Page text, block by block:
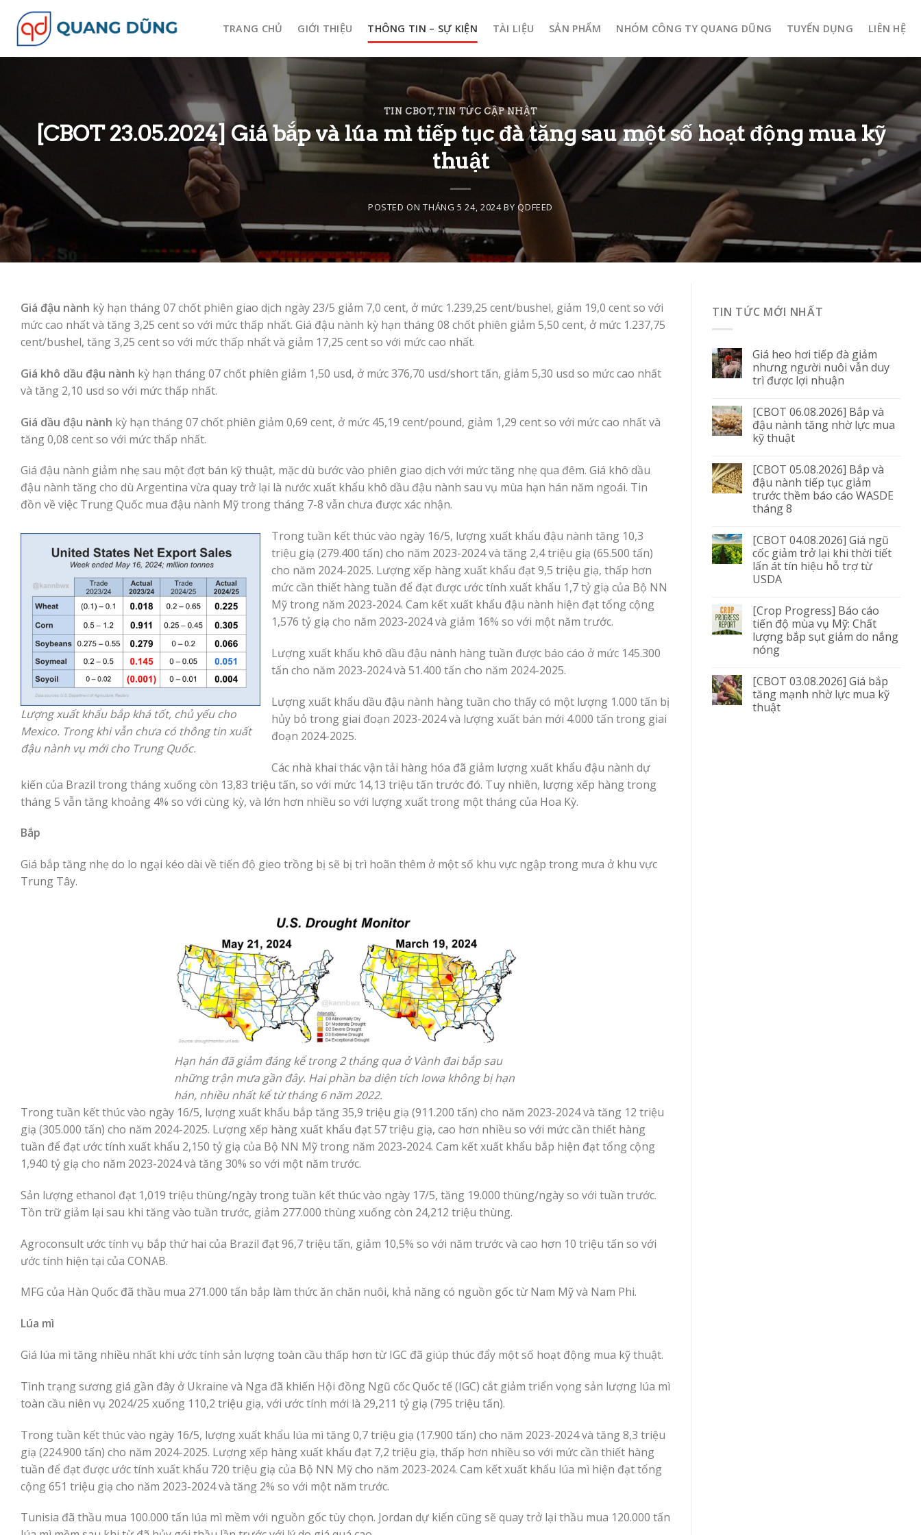
content
TRANG CHỦ GIỚI THIỆU THÔNG TIN – SỰ KIỆN TÀI LIỆU SẢN PHẨM NHÓM CÔNG TY QUANG DŨNG TUYỂN DỤNG LIÊN HỆ
TIN CBOT,TIN TỨC CẬP NHẬT
[CBOT 23.05.2024] Giá bắp và lúa mì tiếp tục đà tăng sau một số hoạt động mua kỹ
thuật
POSTED ONTHÁNG 5 24, 2024BYQDFEED
Giá đậu nành kỳ hạn tháng 07 chốt phiên giao dịch ngày 23/5 giảm 7,0 cent, ở mức 1.239,25 cent/bushel, giảm 19,0 cent so với
mức cao nhất và tăng 3,25 cent so với mức thấp nhất. Giá đậu nành kỳ hạn tháng 08 chốt phiên giảm 5,50 cent, ở mức 1.237,75
cent/bushel, tăng 3,25 cent so với mức thấp nhất và giảm 17,25 cent so với mức cao nhất.
Giá khô dầu đậu nành kỳ hạn tháng 07 chốt phiên giảm 1,50 usd, ở mức 376,70 usd/short tấn, giảm 5,30 usd so mức cao nhất
và tăng 2,10 usd so với mức thấp nhất.
Giá dầu đậu nành kỳ hạn tháng 07 chốt phiên giảm 0,69 cent, ở mức 45,19 cent/pound, giảm 1,29 cent so với mức cao nhất và
tăng 0,08 cent so với mức thấp nhất.
Giá đậu nành giảm nhẹ sau một đợt bán kỹ thuật, mặc dù bước vào phiên giao dịch với mức tăng nhẹ qua đêm. Giá khô dầu
đậu nành tăng cho dù Argentina vừa quay trở lại là nước xuất khẩu khô dầu đậu nành sau vụ mùa hạn hán năm ngoái. Tin
đồn về việc Trung Quốc mua đậu nành Mỹ trong tháng 7-8 vẫn chưa được xác nhận.
Lượng xuất khẩu bắp khá tốt, chủ yếu cho
Mexico. Trong khi vẫn chưa có thông tin xuất
đậu nành vụ mới cho Trung Quốc.
Trong tuần kết thúc vào ngày 16/5, lượng xuất khẩu đậu nành tăng 10,3
triệu giạ (279.400 tấn) cho năm 2023-2024 và tăng 2,4 triệu giạ (65.500 tấn)
cho năm 2024-2025. Lượng xếp hàng xuất khẩu đạt 9,5 triệu giạ, thấp hơn
mức cần thiết hàng tuần để đạt được ước tính xuất khẩu 1,7 tỷ giạ của Bộ NN
Mỹ trong năm 2023-2024. Cam kết xuất khẩu đậu nành hiện đạt tổng cộng
1,576 tỷ giạ cho năm 2023-2024 và giảm 16% so với một năm trước.
Lượng xuất khẩu khô dầu đậu nành hàng tuần được báo cáo ở mức 145.300
tấn cho năm 2023-2024 và 51.400 tấn cho năm 2024-2025.
Lượng xuất khẩu dầu đậu nành hàng tuần cho thấy có một lượng 1.000 tấn bị
hủy bỏ trong giai đoạn 2023-2024 và lượng xuất bán mới 4.000 tấn trong giai
đoạn 2024-2025.
Các nhà khai thác vận tải hàng hóa đã giảm lượng xuất khẩu đậu nành dự
kiến ​​của Brazil trong tháng xuống còn 13,83 triệu tấn, so với mức 14,13 triệu tấn trước đó. Tuy nhiên, lượng xếp hàng trong
tháng 5 vẫn tăng khoảng 4% so với cùng kỳ, và lớn hơn nhiều so với lượng xuất trong một tháng của Hoa Kỳ.
Bắp
Giá bắp tăng nhẹ do lo ngại kéo dài về tiến độ gieo trồng bị sẽ bị trì hoãn thêm ở một số khu vực ngập trong mưa ở khu vực
Trung Tây.
Hạn hán đã giảm đáng kể trong 2 tháng qua ở Vành đai bắp sau
những trận mưa gần đây. Hai phần ba diện tích Iowa không bị hạn
hán, nhiều nhất kể từ tháng 6 năm 2022.
Trong tuần kết thúc vào ngày 16/5, lượng xuất khẩu bắp tăng 35,9 triệu giạ (911.200 tấn) cho năm 2023-2024 và tăng 12 triệu
giạ (305.000 tấn) cho năm 2024-2025. Lượng xếp hàng xuất khẩu đạt 57 triệu giạ, cao hơn nhiều so với mức cần thiết hàng
tuần để đạt ước tính xuất khẩu 2,150 tỷ giạ của Bộ NN Mỹ trong năm 2023-2024. Cam kết xuất khẩu bắp hiện đạt tổng cộng
1,940 tỷ giạ cho năm 2023-2024 và tăng 30% so với một năm trước.
Sản lượng ethanol đạt 1,019 triệu thùng/ngày trong tuần kết thúc vào ngày 17/5, tăng 19.000 thùng/ngày so với tuần trước.
Tồn trữ giảm lại sau khi tăng vào tuần trước, giảm 277.000 thùng xuống còn 24,212 triệu thùng.
Agroconsult ước tính vụ bắp thứ hai của Brazil đạt 96,7 triệu tấn, giảm 10,5% so với năm trước và cao hơn 10 triệu tấn so với
ước tính hiện tại của CONAB.
MFG của Hàn Quốc đã thầu mua 271.000 tấn bắp làm thức ăn chăn nuôi, khả năng có nguồn gốc từ Nam Mỹ và Nam Phi.
Lúa mì
Giá lúa mì tăng nhiều nhất khi ước tính sản lượng toàn cầu thấp hơn từ IGC đã giúp thúc đẩy một số hoạt động mua kỹ thuật.
Tình trạng sương giá gần đây ở Ukraine và Nga đã khiến Hội đồng Ngũ cốc Quốc tế (IGC) cắt giảm triển vọng sản lượng lúa mì
toàn cầu niên vụ 2024/25 xuống 110,2 triệu giạ, với ước tính mới là 29,211 tỷ giạ (795 triệu tấn).
Trong tuần kết thúc vào ngày 16/5, lượng xuất khẩu lúa mì tăng 0,7 triệu giạ (17.900 tấn) cho năm 2023-2024 và tăng 8,3 triệu
giạ (224.900 tấn) cho năm 2024-2025. Lượng xếp hàng xuất khẩu đạt 7,2 triệu giạ, thấp hơn nhiều so với mức cần thiết hàng
tuần để đạt được ước tính xuất khẩu 720 triệu giạ của Bộ NN Mỹ cho năm 2023-2024. Cam kết xuất khẩu lúa mì hiện đạt tổng
cộng 651 triệu giạ cho năm 2023-2024 và tăng 2% so với một năm trước.
Tunisia đã thầu mua 100.000 tấn lúa mì mềm với nguồn gốc tùy chọn. Jordan dự kiến cũng sẽ quay trở lại thầu mua 120.000 tấn
TIN TỨC MỚI NHẤT
Giá heo hơi tiếp đà giảm
nhưng người nuôi vẫn duy
trì được lợi nhuận
[CBOT 06.08.2026] Bắp và
đậu nành tăng nhờ lực mua
kỹ thuật
[CBOT 05.08.2026] Bắp và
đậu nành tiếp tục giảm
trước thềm báo cáo WASDE
tháng 8
[CBOT 04.08.2026] Giá ngũ
cốc giảm trở lại khi thời tiết
lấn át tín hiệu hỗ trợ từ
USDA
[Crop Progress] Báo cáo
tiến độ mùa vụ Mỹ: Chất
lượng bắp sụt giảm do nắng
nóng
[CBOT 03.08.2026] Giá bắp
tăng mạnh nhờ lực mua kỹ
thuật